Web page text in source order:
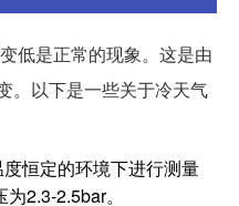
低是正常的现象。这是由
。以下是一些关于冷天气
恒定的环境下进行测量
2.3-2.5bar。